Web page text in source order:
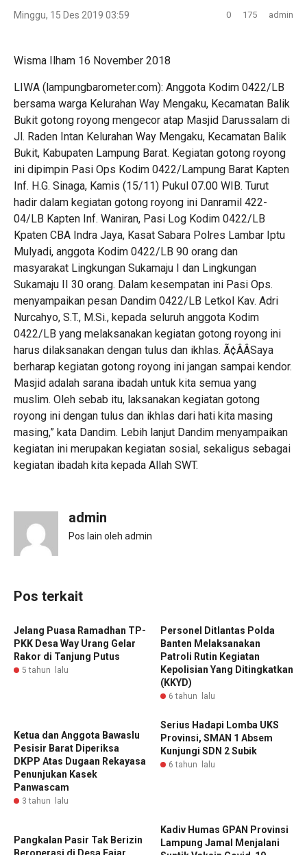
Minggu, 15 Des 2019 03:59 0 175 admin
Wisma Ilham 16 November 2018
LIWA (lampungbarometer.com): Anggota Kodim 0422/LB
bersama warga Kelurahan Way Mengaku, Kecamatan Balik
Bukit gotong royong mengecor atap Masjid Darussalam di
Jl. Raden Intan Kelurahan Way Mengaku, Kecamatan Balik
Bukit, Kabupaten Lampung Barat. Kegiatan gotong royong
ini dipimpin Pasi Ops Kodim 0422/Lampung Barat Kapten
Inf. H.G. Sinaga, Kamis (15/11) Pukul 07.00 WIB. Turut
hadir dalam kegiatan gotong royong ini Danramil 422-
04/LB Kapten Inf. Waniran, Pasi Log Kodim 0422/LB
Kpaten CBA Indra Jaya, Kasat Sabara Polres Lambar Iptu
Mulyadi, anggota Kodim 0422/LB 90 orang dan
masyarakat Lingkungan Sukamaju I dan Lingkungan
Sukamaju II 30 orang. Dalam kesempatan ini Pasi Ops.
menyampaikan pesan Dandim 0422/LB Letkol Kav. Adri
Nurcahyo, S.T., M.Si., kepada seluruh anggota Kodim
0422/LB yang melaksanakan kegiatan gotong royong ini
harus dilaksanakan dengan tulus dan ikhlas. Ã¢ÂÂSaya
berharap kegiatan gotong royong ini jangan sampai kendor.
Masjid adalah sarana ibadah untuk kita semua yang
muslim. Oleh sebab itu, laksanakan kegiatan gotong
royong ini dengan tulus dan ikhlas dari hati kita masing
masing,” kata Dandim. Lebih lanjut Dandim menyampaikan
kegiatan ini merupakan kegiatan sosial, sekaligus sebagai
kegiatan ibadah kita kepada Allah SWT.
admin
Pos lain oleh admin
Pos terkait
Jelang Puasa Ramadhan TP-
PKK Desa Way Urang Gelar
Rakor di Tanjung Putus
5 tahun lalu
Personel Ditlantas Polda
Banten Melaksanakan
Patroli Rutin Kegiatan
Kepolisian Yang Ditingkatkan
(KKYD)
6 tahun lalu
Ketua dan Anggota Bawaslu
Pesisir Barat Diperiksa
DKPP Atas Dugaan Rekayasa
Penunjukan Kasek
Panwascam
3 tahun lalu
Serius Hadapi Lomba UKS
Provinsi, SMAN 1 Absem
Kunjungi SDN 2 Subik
6 tahun lalu
Pangkalan Pasir Tak Berizin
Kadiv Humas GPAN Provinsi
Lampung Jamal Menjalani